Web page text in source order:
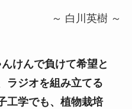
～ 白川英樹 ～
けんで負けて希望と
ラジオを組み立てる
工学でも、植物栽培